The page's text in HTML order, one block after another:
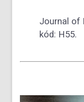
Journal of
kód: H55.